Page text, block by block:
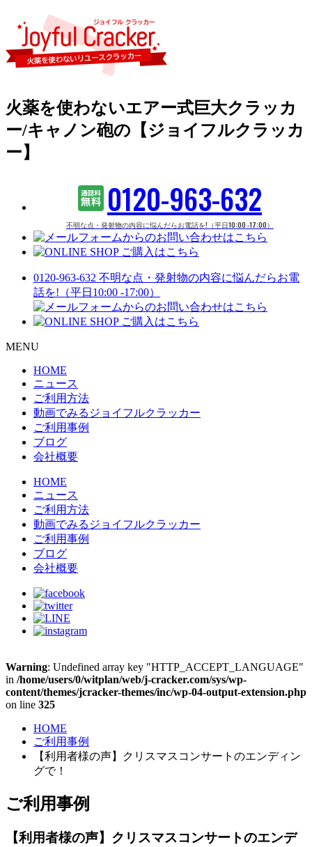
火薬を使わないエアー式巨大クラッカ
ー/キャノン砲の【ジョイフルクラッカ
ー】
0120-963-632
不明な点・発射物の内容に悩んだらお電話を!（平日10:00 -17:00）
0120-963-632 不明な点・発射物の内容に悩んだらお電
話を!（平日10:00 -17:00）
MENU
HOME
ニュース
ご利用方法
動画でみるジョイフルクラッカー
ご利用事例
ブログ
会社概要
HOME
ニュース
ご利用方法
動画でみるジョイフルクラッカー
ご利用事例
ブログ
会社概要
Warning: Undefined array key "HTTP_ACCEPT_LANGUAGE"
in /home/users/0/witplan/web/j-cracker.com/sys/wp-
content/themes/jcracker-themes/inc/wp-04-output-extension.php
on line 325
HOME
ご利用事例
【利用者様の声】クリスマスコンサートのエンディン
グで！
ご利用事例
【利用者様の声】クリスマスコンサートのエンデ